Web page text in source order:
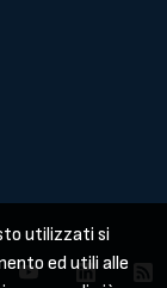
utilizzati si
ed utili alle